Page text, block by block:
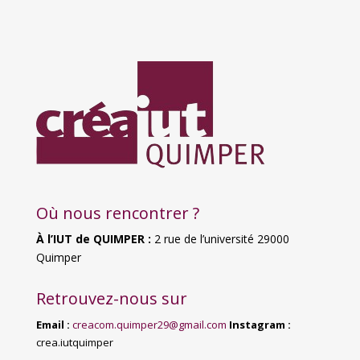
Où nous rencontrer ?
À l’IUT de QUIMPER : 2rue de l’université 29000
Quimper
Retrouvez-nous sur
Email : creacom.quimper29@gmail.com Instagram :
crea.iutquimper